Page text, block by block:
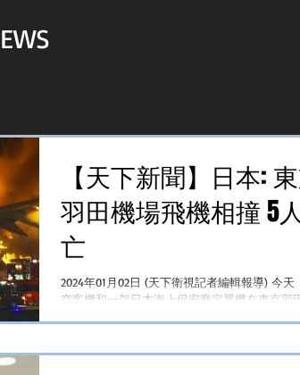
【天下新聞】日本:
羽田機場飛機相撞 5
亡
2024年01月02日 (天下衛視記者編輯報導) 今天
空客機和一架日本海上保安廳定翼機在東京羽
JAL-516航班從北海道千歲機場起飛，於羽田機